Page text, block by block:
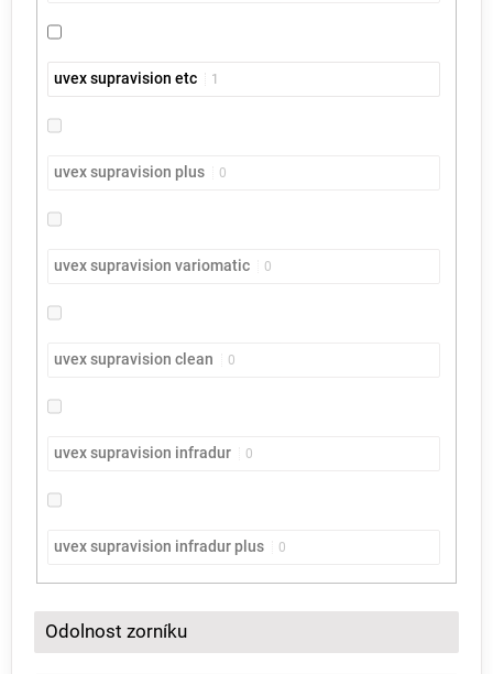
uvex supravision etc 1
uvex supravision plus 0
uvex supravision variomatic 0
uvex supravision clean 0
uvex supravision infradur 0
uvex supravision infradur plus 0
Odolnost zorníku